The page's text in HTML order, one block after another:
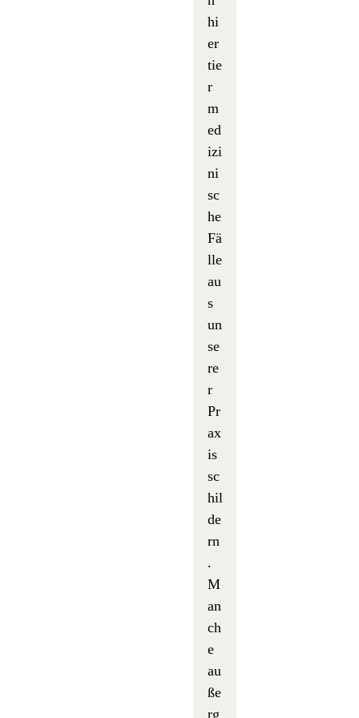
hi
er
tie
r
m
ed
izi
ni
sc
he
Fä
lle
au
s
un
se
re
r
Pr
ax
is
sc
hil
de
rn
.
M
an
ch
e
au
ße
rg